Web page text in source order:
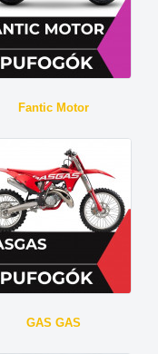
Fantic Motor
GAS GAS